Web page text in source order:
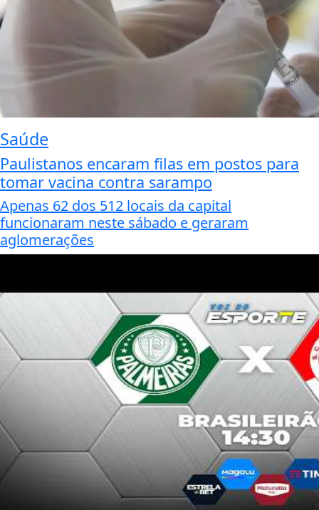
Saúde
Paulistanos encaram filas em postos para
tomar vacina contra sarampo
Apenas 62 dos 512 locais da capital
funcionaram neste sábado e geraram
aglomerações